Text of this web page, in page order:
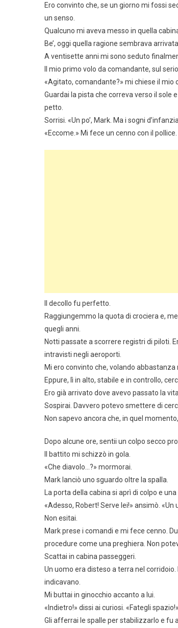
Ero convinto che, se un giorno mi fossi
un senso.
Qualcuno mi aveva messo in quella
Be’, oggi quella ragione sembrava arrivata.
A ventisette anni mi sono seduto
Il mio primo volo da comandante, sul serio.
«Agitato, comandante?» mi chiese il mio
Guardai la pista che correva verso il sole
petto.
Sorrisi. «Un po’, Mark. Ma i sogni
«Eccome.» Mi fece un cenno con il
Il decollo fu perfetto.
Raggiungemmo la quota di crociera e,
quegli anni.
Notti passate a scorrere registri di piloti.
intravisti negli aeroporti.
Mi ero convinto che, volando
Eppure, lì in alto, stabile e in controllo,
Ero già arrivato dove avevo passato la
Sospirai. Davvero potevo smettere di
Non sapevo ancora che, in quel
Dopo alcune ore, sentii un colpo secco
Il battito mi schizzò in gola.
«Che diavolo…?» mormorai.
Mark lanciò uno sguardo oltre la spalla.
La porta della cabina si aprì di colpo e
«Adesso, Robert! Serve lei!» ansimò.
Non esitai.
Mark prese i comandi e mi fece cenno.
procedure come una preghiera. Non
Scattai in cabina passeggeri.
Un uomo era disteso a terra nel
indicavano.
Mi buttai in ginocchio accanto a lui.
«Indietro!» dissi ai curiosi. «Fategli spazio!»
Gli afferrai le spalle per stabilizzarlo e fu